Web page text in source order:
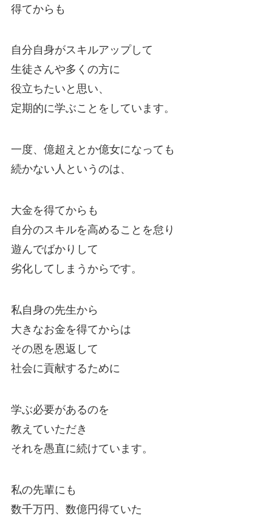
得てからも
自分自身がスキルアップして
生徒さんや多くの方に
役立ちたいと思い、
定期的に学ぶことをしています。
一度、億超えとか億女になっても
続かない人というのは、
大金を得てからも
自分のスキルを高めることを怠り
遊んでばかりして
劣化してしまうからです。
私自身の先生から
大きなお金を得てからは
その恩を恩返して
社会に貢献するために
学ぶ必要があるのを
教えていただき
それを愚直に続けています。
私の先輩にも
数千万円、数億円得ていた